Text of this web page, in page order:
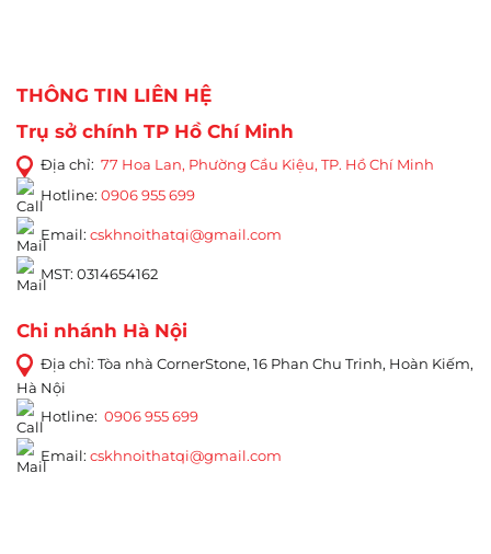
THÔNG TIN LIÊN HỆ
Trụ sở chính TP Hồ Chí Minh
Địa chỉ: 77 Hoa Lan, Phường Cầu Kiệu, TP. Hồ Chí Minh
Hotline: 0906 955 699
Email: cskhnoithatqi@gmail.com
MST: 0314654162
Chi nhánh Hà Nội
Địa chỉ: Tòa nhà CornerStone, 16 Phan Chu Trinh, Hoàn Kiếm,
Hà Nội
Hotline: 0906 955 699
Email: cskhnoithatqi@gmail.com